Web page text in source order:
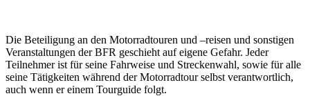
Die Beteiligung an den Motorradtouren und –reisen und sonstigen
Veranstaltungen der BFR geschieht auf eigene Gefahr. Jeder
Teilnehmer ist für seine Fahrweise und Streckenwahl, sowie für alle
seine Tätigkeiten während der Motorradtour selbst verantwortlich,
auch wenn er einem Tourguide folgt.